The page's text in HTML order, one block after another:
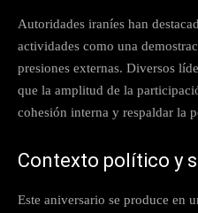
Autoridades iraníes han
actividades como una
presiones externas. Diversos
que la amplitud de la
cohesión interna y respaldar la
Contexto político y
Este aniversario se produce en